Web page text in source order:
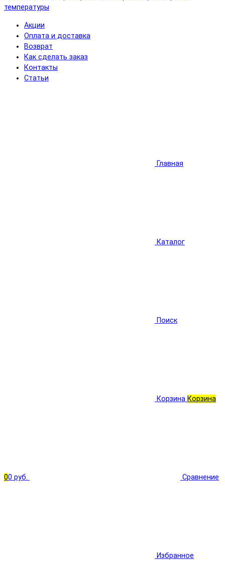
температуры
Акции
Оплата и доставка
Возврат
Как сделать заказ
Контакты
Статьи
Главная
Каталог
Поиск
Корзина Корзина
00 руб. Сравнение
Избранное